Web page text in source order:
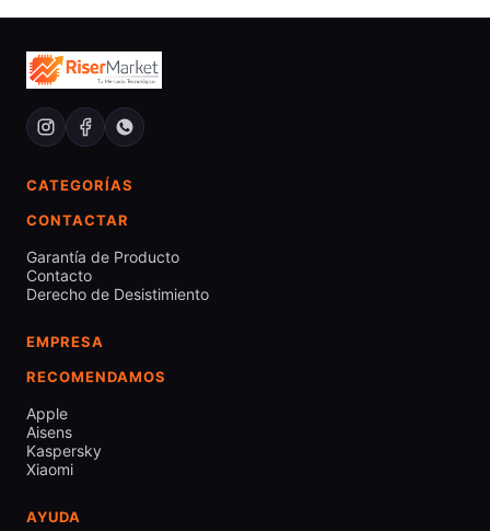
CATEGORÍAS
CONTACTAR
Garantía de Producto
Contacto
Derecho de Desistimiento
EMPRESA
RECOMENDAMOS
Apple
Aisens
Kaspersky
Xiaomi
AYUDA